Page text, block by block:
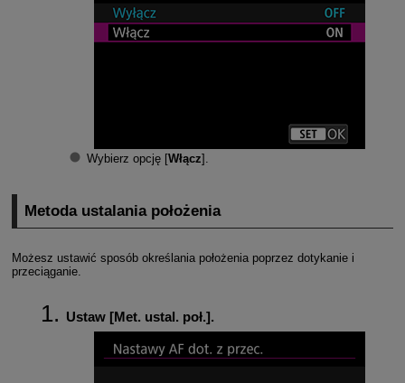
Wybierz opcję [Włącz].
Metoda ustalania położenia
Możesz ustawić sposób określania położenia poprzez dotykanie i
przeciąganie.
Ustaw [Met. ustal. poł.].